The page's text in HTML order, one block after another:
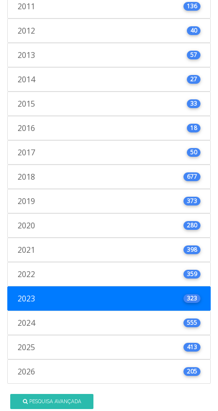
2011 136
2012 40
2013 57
2014 27
2015 33
2016 18
2017 50
2018 677
2019 373
2020 280
2021 398
2022 359
2023 323
2024 555
2025 413
2026 205
PESQUISA AVANÇADA